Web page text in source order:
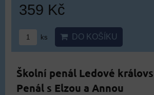
359 Kč
ks DO KOŠÍKU
Školní penál Ledové
Penál s Elzou a Annou